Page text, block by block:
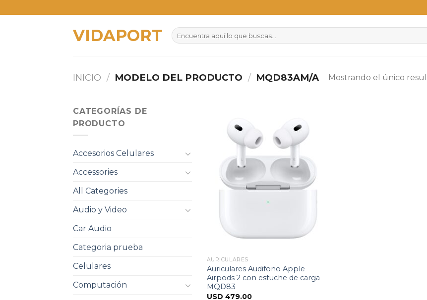
to
VIDAPORT
Buscar
por:
INICIO / MODELO DEL PRODUCTO / MQD83AM/A Mostrando el único
CATEGORÍAS DE
PRODUCTO
Accesorios Celulares
Accessories
All Categories
Audio y Video
Car Audio
Categoria prueba
Celulares
Computación
AURICULARES
Auriculares Audifono Apple
Airpods 2 con estuche de carga
MQD83
USD 479.00